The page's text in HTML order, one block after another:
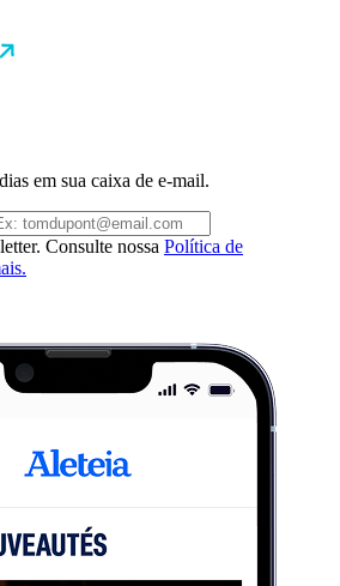
em sua caixa de e-mail.
Consulte nossa Política de